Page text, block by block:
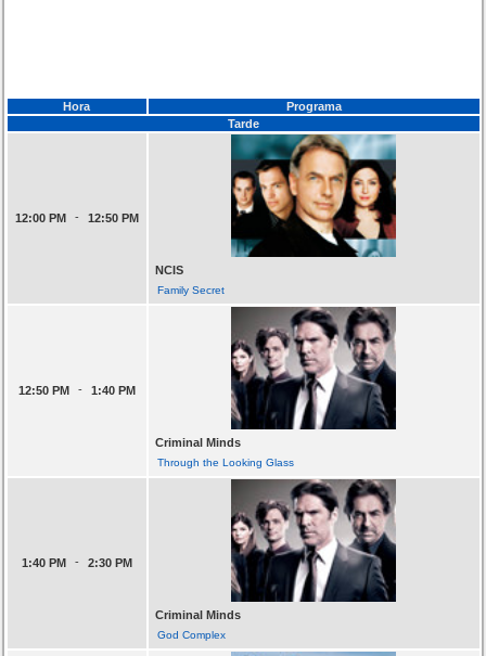
Hora
Programa
Tarde
12:00 PM - 12:50 PM
NCIS
Family Secret
12:50 PM - 1:40 PM
Criminal Minds
Through the Looking Glass
1:40 PM - 2:30 PM
Criminal Minds
God Complex